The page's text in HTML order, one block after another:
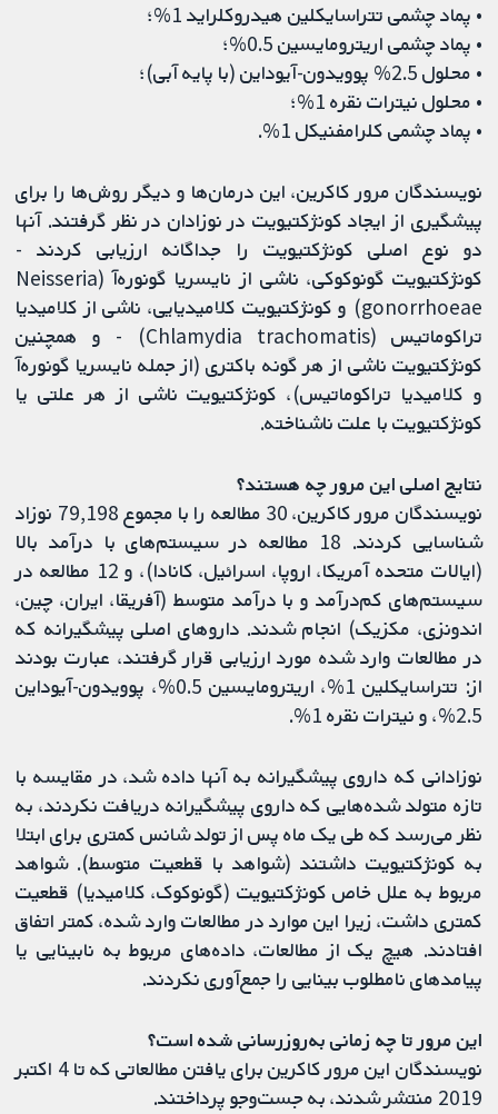
• پماد چشمی تتراسایکلین هیدروکلراید 1%؛
• پماد چشمی اریترومایسین 0.5%؛
• محلول 2.5% پوویدون-آیوداین (با پایه آبی)؛
• محلول نیترات نقره 1%؛
• پماد چشمی کلرامفنیکل 1%.
نویسندگان مرور کاکرین، این درمان‌ها و دیگر روش‌ها را برای
پیشگیری از ایجاد کونژکتیویت در نوزادان در نظر گرفتند. آنها
دو نوع اصلی کونژکتیویت را جداگانه ارزیابی کردند -
کونژکتیویت گونوکوکی، ناشی از نایسریا گونوره‌آ (Neisseria
gonorrhoeae) و کونژکتیویت کلامیدیایی، ناشی از کلامیدیا
تراکوماتیس (Chlamydia trachomatis) - و همچنین
کونژکتیویت ناشی از هر گونه باکتری (از جمله نایسریا گونوره‌آ
و کلامیدیا تراکوماتیس)، کونژکتیویت ناشی از هر علتی یا
کونژکتیویت با علت ناشناخته.
نتایج اصلی این مرور چه هستند؟
نویسندگان مرور کاکرین، 30 مطالعه را با مجموع 79,198 نوزاد
شناسایی کردند. 18 مطالعه در سیستم‌های با درآمد بالا
(ایالات متحده آمریکا، اروپا، اسرائیل، کانادا)، و 12 مطالعه در
سیستم‌های کم‌درآمد و با درآمد متوسط (آفریقا، ایران، چین،
اندونزی، مکزیک) انجام شدند. داروهای اصلی پیشگیرانه که
در مطالعات وارد شده مورد ارزیابی قرار گرفتند، عبارت بودند
از: تتراسایکلین 1%، اریترومایسین 0.5%، پوویدون-آیوداین
2.5%، و نیترات نقره 1%.
نوزادانی که داروی پیشگیرانه به آنها داده ‌شد، در مقایسه با
تازه متولد شده‌هایی که داروی پیشگیرانه دریافت نکردند، به
نظر می‌رسد که طی یک ماه پس از تولد شانس کمتری برای ابتلا
به کونژکتیویت ‌داشتند (شواهد با قطعیت متوسط). شواهد
مربوط به علل خاص کونژکتیویت (گونوکوک، کلامیدیا) قطعیت
کمتری داشت، زیرا این موارد در مطالعات وارد شده، کمتر اتفاق
افتادند. هیچ یک از مطالعات، داده‌های مربوط به نابینایی یا
پیامدهای نامطلوب بینایی را جمع‌آوری نکردند.
این مرور تا چه زمانی به‌روز‌رسانی شده‌ است؟
نویسندگان این مرور کاکرین برای یافتن مطالعاتی که تا 4 اکتبر
2019 منتشر شدند، به جست‌وجو پرداختند.